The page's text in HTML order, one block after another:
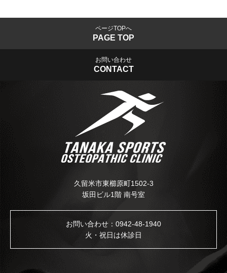
ページTOPへ
PAGE TOP
お問い合わせ
CONTACT
久留米市東櫛原町1502-3
坂田ビル1階 南号室
お問い合わせ： 0942-48-1940
火・祝日は休診日